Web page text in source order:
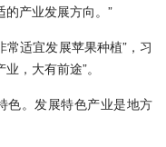
的产业发展方向。”
适宜发展苹果种植”，习
，大有前途”。
色。发展特色产业是地方